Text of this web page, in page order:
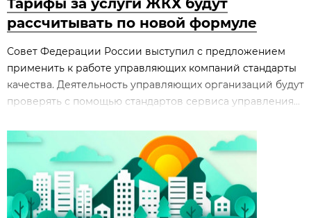
Тарифы за услуги ЖКХ будут
рассчитывать по новой формуле
Совет Федерации России выступил с предложением
применить к работе управляющих компаний стандарты
качества. Деятельность управляющих организаций будут
проверять с помощью стандартов сервиса управления...